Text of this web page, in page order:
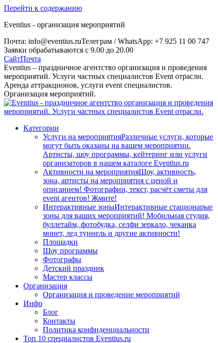
Перейти к содержанию
Eventius - организация мероприятий
Почта: info@eventius.ruТелеграм / WhatsApp: +7 925 11 00 747
Заявки обрабатываются с 9.00 до 20.00
СайтПочта
Eventius – праздничное агентство организация и проведения
мероприятий. Услуги частных специалистов Event отрасли.
Аренда аттракционов, услуги event специалистов.
Организация мероприятий.
Категории
Услуги на мероприятияРазличные услуги, которые
могут быть оказаны на вашем мероприятии.
Артисты, шоу программы, кейтеринг или услуги
организаторов в нашем каталоге Eventius.ru
Активности на мероприятияШоу, активность,
зона, артисты на мероприятия с ценой и
описанием! Фотографии, текст, расчёт сметы для
event агентов! Жмите!
Интерактивные зоныИнтерактивные стационарые
зоны для ваших мероприятий! Мобильная студия,
буллетайм, фотобудка, селфи зеркало, чеканка
монет, лед туннель и другие активности!
Площадки
Шоу программы
Фотографы
Детский праздник
Мастер классы
Организация
Организация и проведение мероприятий
Инфо
Блог
Контакты
Политика конфиденциальности
Топ 10 специалистов Eventius.ru